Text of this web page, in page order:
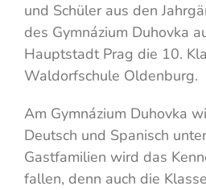
und Schüler aus den
des Gymnázium Duhovka
Hauptstadt Prag die 10.
Waldorfschule Oldenburg.
Am Gymnázium Duhovka
Deutsch und Spanisch
Gastfamilien wird das
fallen, denn auch die